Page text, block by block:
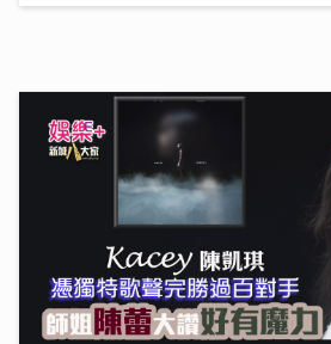
AXA安盛「智尊守慧」以保障與
療新標準